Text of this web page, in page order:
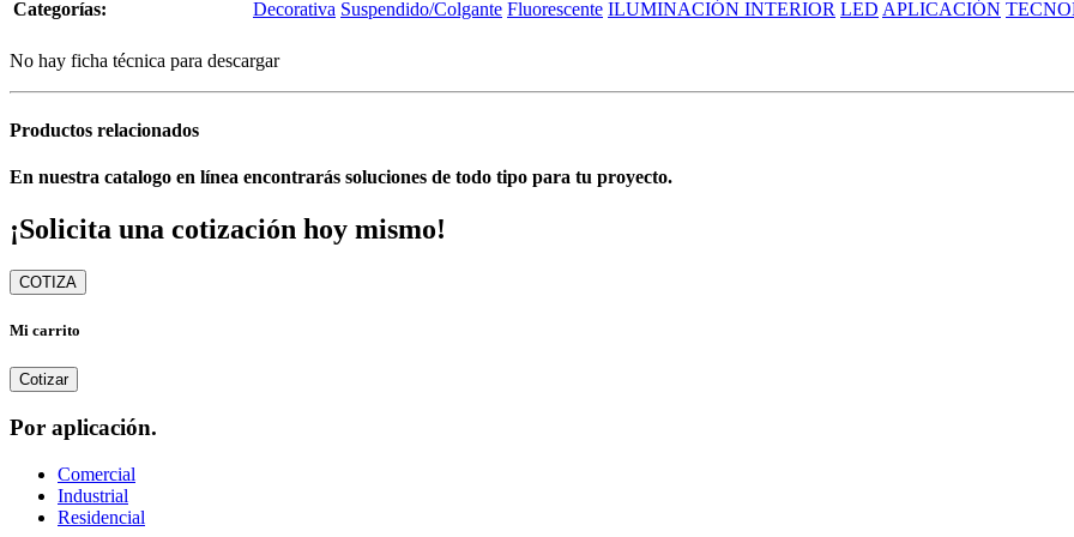
Categorías:
Decorativa Suspendido/Colgante Fluorescente ILUMINACIÓN INTERIOR LED APLICACIÓN
No hay ficha técnica para descargar
Productos relacionados
En nuestra catalogo en línea encontrarás soluciones de todo tipo para tu proyecto.
¡Solicita una cotización hoy mismo!
COTIZA
Mi carrito
Cotizar
Por aplicación.
Comercial
Industrial
Residencial